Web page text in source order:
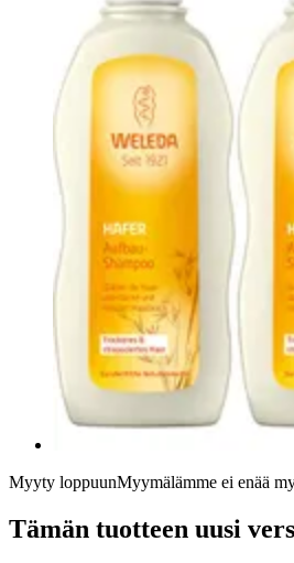
Myyty loppuunMyymälämme ei enää
Tämän tuotteen uusi